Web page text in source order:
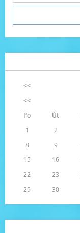
<<
<<
Po
Út
1
2
8
9
15
16
22
23
29
30